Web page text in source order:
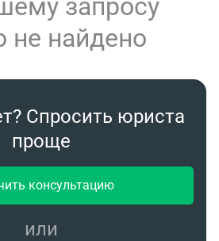
запросу
не найдено
Спросить юриста
проще
консультацию
или